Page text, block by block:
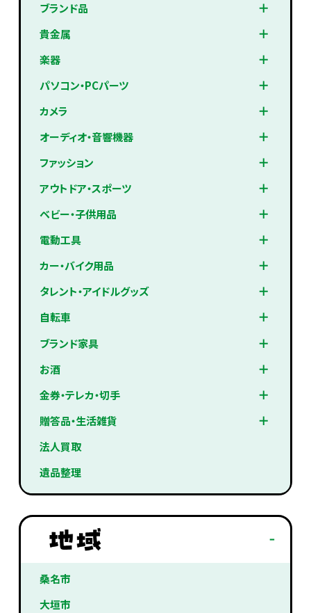
ブランド品
貴金属
楽器
パソコン・PCパーツ
カメラ
オーディオ・音響機器
ファッション
アウトドア・スポーツ
ベビー・子供用品
電動工具
カー・バイク用品
タレント・アイドルグッズ
自転車
ブランド家具
お酒
金券・テレカ・切手
贈答品・生活雑貨
法人買取
遺品整理
桑名市
大垣市